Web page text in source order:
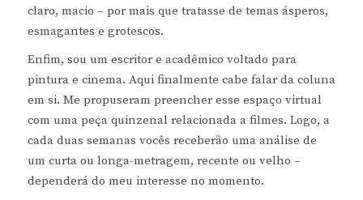
claro, macio – por mais que tratasse de temas ásperos,
esmagantes e grotescos.
Enfim, sou um escritor e acadêmico voltado para
pintura e cinema. Aqui finalmente cabe falar da coluna
em si. Me propuseram preencher esse espaço virtual
com uma peça quinzenal relacionada a filmes. Logo, a
cada duas semanas vocês receberão uma análise de
um curta ou longa-metragem, recente ou velho –
dependerá do meu interesse no momento.